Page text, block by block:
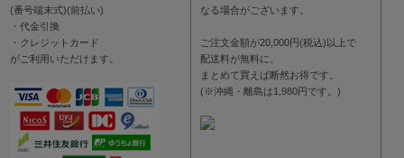
(番号端末式)(前払い)
・代金引換
・クレジットカード
がご利用いただけます。
なる場合がございます。
ご注文金額が20,000円(税込)以上で
配送料が無料に。
まとめて買えば断然お得です。
(※沖縄・離島は1,980円です。)